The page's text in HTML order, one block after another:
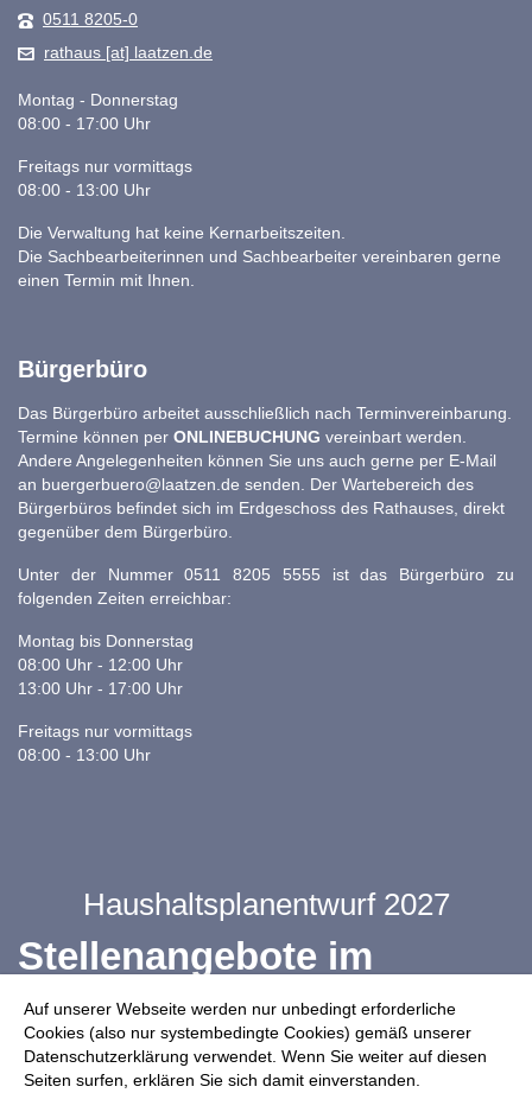
Auf unserer Webseite werden nur unbedingt erforderliche
Cookies (also nur systembedingte Cookies) gemäß unserer
Datenschutzerklärung verwendet. Wenn Sie weiter auf diesen
Seiten surfen, erklären Sie sich damit einverstanden.
0511 8205-0
rathaus [at] laatzen.de
Montag - Donnerstag
08:00 - 17:00 Uhr
Freitags nur vormittags
08:00 - 13:00 Uhr
Die Verwaltung hat keine Kernarbeitszeiten.
Die Sachbearbeiterinnen und Sachbearbeiter vereinbaren gerne
einen Termin mit Ihnen.
Bürgerbüro
Das Bürgerbüro arbeitet ausschließlich nach Terminvereinbarung.
Termine können per ONLINEBUCHUNG vereinbart werden.
Andere Angelegenheiten können Sie uns auch gerne per E-Mail
an buergerbuero@laatzen.de senden. Der Wartebereich des
Bürgerbüros befindet sich im Erdgeschoss des Rathauses, direkt
gegenüber dem Bürgerbüro.
Unter der Nummer 0511 8205 5555 ist das Bürgerbüro zu
folgenden Zeiten erreichbar:
Montag bis Donnerstag
08:00 Uhr - 12:00 Uhr
13:00 Uhr - 17:00 Uhr
Freitags nur vormittags
08:00 - 13:00 Uhr
Haushaltsplanentwurf 2027
Stellenangebote im
Ganztag
Infos zur Drohnennutzung